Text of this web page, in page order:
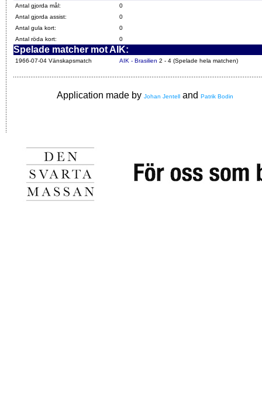
Antal gjorda mål:
0
Antal gjorda assist:
0
Antal gula kort:
0
Antal röda kort:
0
Spelade matcher mot AIK:
1966-07-04 Vänskapsmatch AIK - Brasilien 2 - 4 (Spelade hela matchen)
Application made by Johan Jentell and Patrik Bodin